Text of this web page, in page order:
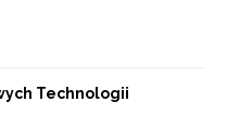
Technologii